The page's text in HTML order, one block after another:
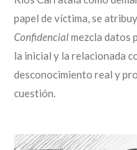
papel de víctima, se
Confidencialmezcla datos
la inicial y la relacionada
desconocimiento real y
cuestión.